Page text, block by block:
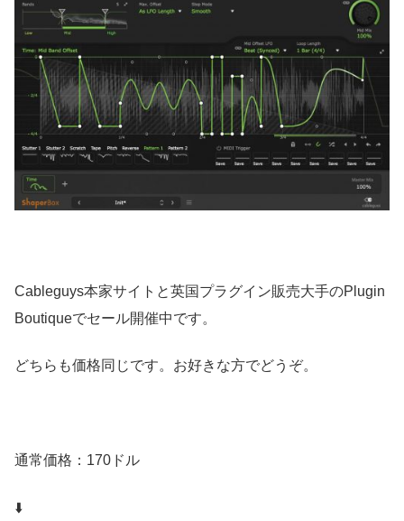
Cableguys本家サイトと英国プラグイン販売大手のPlugin
Boutiqueでセール開催中です。
どちらも価格同じです。お好きな方でどうぞ。
通常価格：170ドル
⬇️